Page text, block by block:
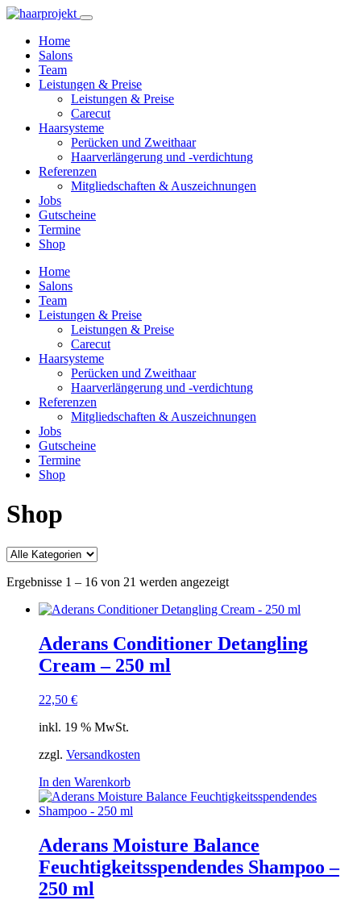
Home
Salons
Team
Leistungen & Preise
Leistungen & Preise
Carecut
Haarsysteme
Perücken und Zweithaar
Haarverlängerung und -verdichtung
Referenzen
Mitgliedschaften & Auszeichnungen
Jobs
Gutscheine
Termine
Shop
Home
Salons
Team
Leistungen & Preise
Leistungen & Preise
Carecut
Haarsysteme
Perücken und Zweithaar
Haarverlängerung und -verdichtung
Referenzen
Mitgliedschaften & Auszeichnungen
Jobs
Gutscheine
Termine
Shop
Shop
Ergebnisse 1 – 16 von 21 werden angezeigt
Aderans Conditioner Detangling
Cream – 250 ml
22,50 €
inkl. 19 % MwSt.
zzgl. Versandkosten
In den Warenkorb
Aderans Moisture Balance
Feuchtigkeitsspendendes Shampoo –
250 ml